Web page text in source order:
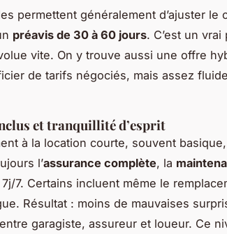
permettent généralement d’ajuster le
préavis de 30 à 60 jours. C’est un
vite. On y trouve aussi une offre
de tarifs négociés, mais assez
et tranquillité d’esprit
à la location courte, souvent
l’assurance complète, la
7. Certains incluent même le
Résultat : moins de mauvaises
garagiste, assureur et loueur. Ce